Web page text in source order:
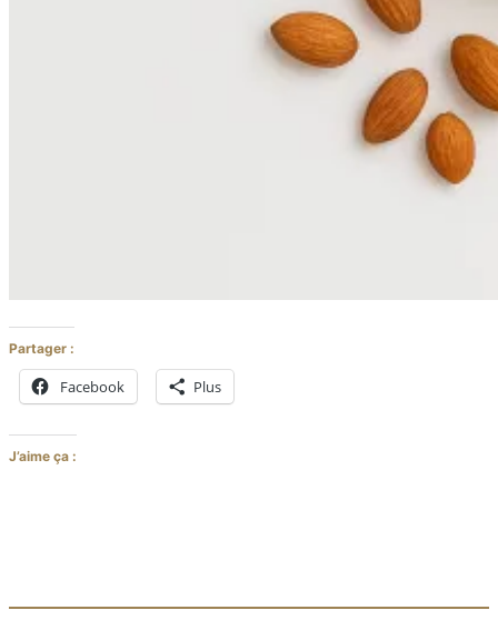
Partager :
Facebook Plus
J’aime ça :